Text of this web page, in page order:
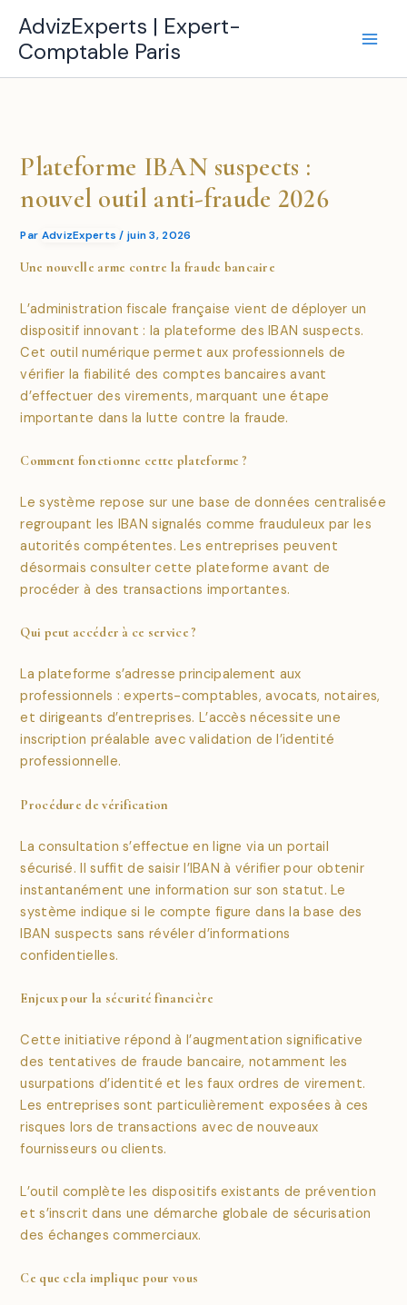
contenu
AdvizExperts | Expert-
Comptable Paris
Plateforme IBAN suspects :
nouvel outil anti-fraude 2026
Par AdvizExperts/juin 3, 2026
Une nouvelle arme contre la fraude bancaire
L’administration fiscale française vient de déployer un
dispositif innovant : la plateforme des IBAN suspects.
Cet outil numérique permet aux professionnels de
vérifier la fiabilité des comptes bancaires avant
d’effectuer des virements, marquant une étape
importante dans la lutte contre la fraude.
Comment fonctionne cette plateforme ?
Le système repose sur une base de données centralisée
regroupant les IBAN signalés comme frauduleux par les
autorités compétentes. Les entreprises peuvent
désormais consulter cette plateforme avant de
procéder à des transactions importantes.
Qui peut accéder à ce service ?
La plateforme s’adresse principalement aux
professionnels : experts-comptables, avocats, notaires,
et dirigeants d’entreprises. L’accès nécessite une
inscription préalable avec validation de l’identité
professionnelle.
Procédure de vérification
La consultation s’effectue en ligne via un portail
sécurisé. Il suffit de saisir l’IBAN à vérifier pour obtenir
instantanément une information sur son statut. Le
système indique si le compte figure dans la base des
IBAN suspects sans révéler d’informations
confidentielles.
Enjeux pour la sécurité financière
Cette initiative répond à l’augmentation significative
des tentatives de fraude bancaire, notamment les
usurpations d’identité et les faux ordres de virement.
Les entreprises sont particulièrement exposées à ces
risques lors de transactions avec de nouveaux
fournisseurs ou clients.
L’outil complète les dispositifs existants de prévention
et s’inscrit dans une démarche globale de sécurisation
des échanges commerciaux.
Ce que cela implique pour vous